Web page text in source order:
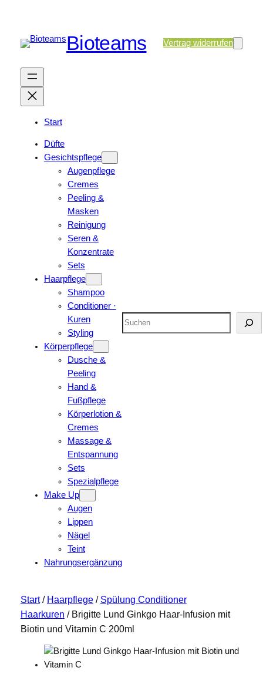
Bioteams Vertrag widerrufen
Start
Düfte
Gesichtspflege
Augenpflege
Cremes
Peeling &
Masken
Reinigung
Seren &
Konzentrate
Sets
Haarpflege
Shampoo
Conditioner ·
Kuren
Styling
Körperpflege
Dusche &
Peeling
Hand &
Fußpflege
Körperlotion &
Cremes
Massage &
Entspannung
Sets
Spezialpflege
Make Up
Augen
Lippen
Nägel
Teint
Nahrungsergänzung
Suchen
Start/ Haarpflege/ Spülung Conditioner
Haarkuren / Brigitte Lund Ginkgo Haar-Infusion mit
Biotin und Vitamin C 200ml